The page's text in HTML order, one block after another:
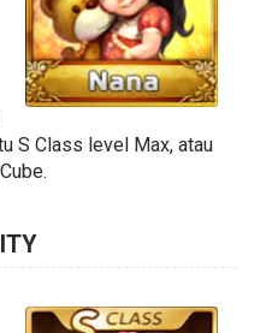
S Class level Max, atau